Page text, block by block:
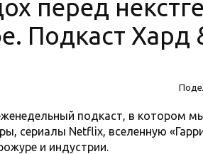
перед
Подкаст Хард
подкаст, в котором
сериалы Netflix, вселенную
и индустрии.